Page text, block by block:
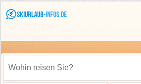
Wohin reisen Sie?